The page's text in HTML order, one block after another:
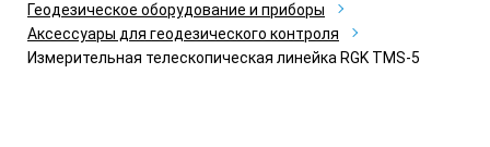
Геодезическое оборудование и приборы
Аксессуары для геодезического контроля
Измерительная телескопическая линейка RGK TMS-5